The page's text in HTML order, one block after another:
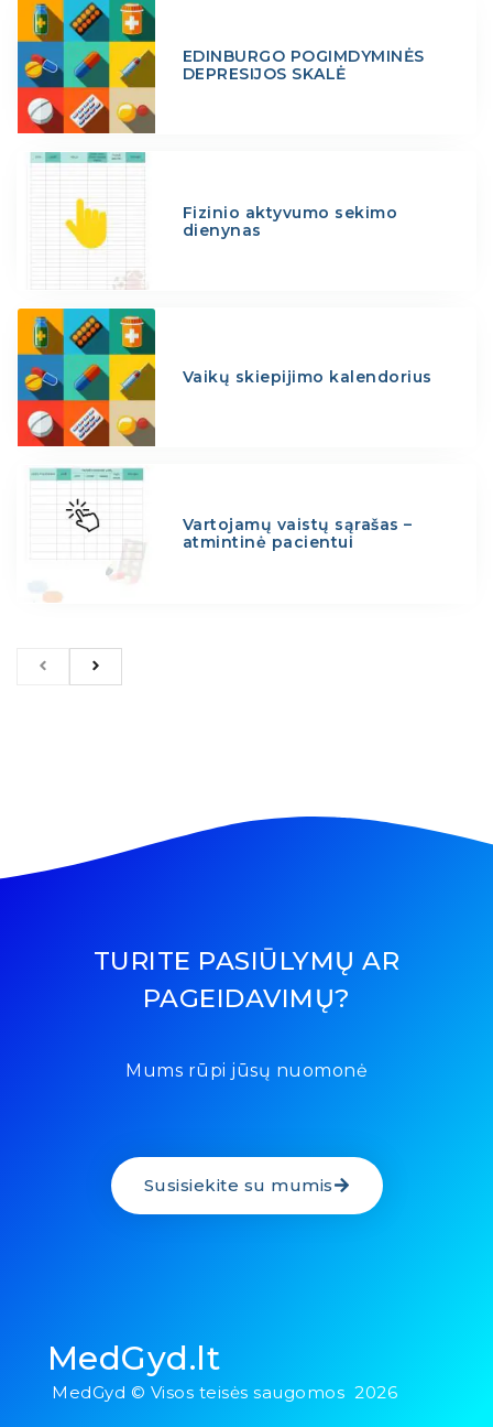
EDINBURGO POGIMDYMINĖS
DEPRESIJOS SKALĖ
Fizinio aktyvumo sekimo
dienynas
Vaikų skiepijimo kalendorius
Vartojamų vaistų sąrašas –
atmintinė pacientui
TURITE PASIŪLYMŲ AR
PAGEIDAVIMŲ?
Mums rūpi jūsų nuomonė
Susisiekite su mumis
MedGyd.lt
MedGyd © Visos teisės saugomos 2026